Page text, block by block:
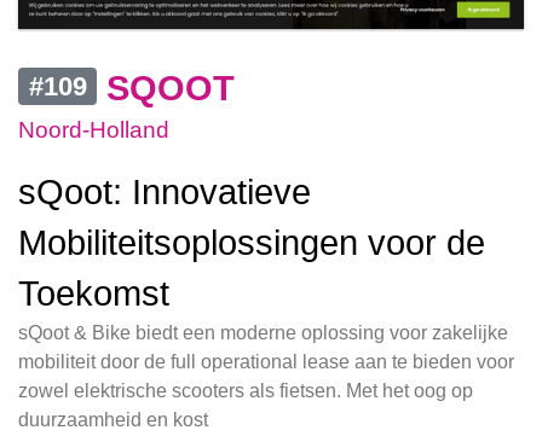
#109 SQOOT
Noord-Holland
sQoot: Innovatieve
Mobiliteitsoplossingen voor de
Toekomst
sQoot & Bike biedt een moderne oplossing voor zakelijke
mobiliteit door de full operational lease aan te bieden voor
zowel elektrische scooters als fietsen. Met het oog op
duurzaamheid en kost